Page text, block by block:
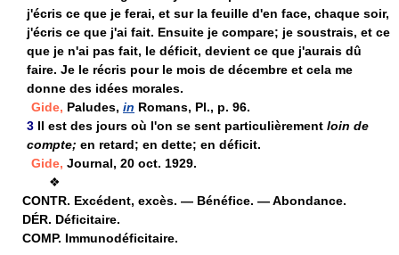
j'écris ce que je ferai, et sur la feuille d'en face, chaque soir,
j'écris ce que j'ai fait. Ensuite je compare; je soustrais, et ce
que je n'ai pas fait, le déficit, devient ce que j'aurais dû
faire. Je le récris pour le mois de décembre et cela me
donne des idées morales.
Gide, Paludes, in Romans, Pl., p. 96.
3 Il est des jours où l'on se sent particulièrement loin de
compte; en retard; en dette; en déficit.
Gide, Journal, 20 oct. 1929.
❖
CONTR. Excédent, excès. — Bénéfice. — Abondance.
DÉR. Déficitaire.
COMP. Immunodéficitaire.